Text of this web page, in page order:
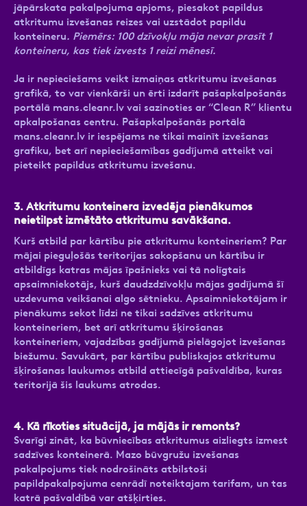
jāpārskata pakalpojuma apjoms, piesakot papildus
atkritumu izvešanas reizes vai uzstādot papildu
konteineru. Piemērs: 100 dzīvokļu māja nevar prasīt 1
konteineru, kas tiek izvests 1 reizi mēnesī.
Ja ir nepieciešams veikt izmaiņas atkritumu izvešanas
grafikā, to var vienkārši un ērti izdarīt pašapkalpošanās
portālā mans.cleanr.lv vai sazinoties ar “Clean R” klientu
apkalpošanas centru. Pašapkalpošanās portālā
mans.cleanr.lv ir iespējams ne tikai mainīt izvešanas
grafiku, bet arī nepieciešamības gadījumā atteikt vai
pieteikt papildus atkritumu izvešanu.
3. Atkritumu konteinera izvedēja pienākumos
neietilpst izmētāto atkritumu savākšana.
Kurš atbild par kārtību pie atkritumu konteineriem? Par
mājai pieguļošās teritorijas sakopšanu un kārtību ir
atbildīgs katras mājas īpašnieks vai tā nolīgtais
apsaimniekotājs, kurš daudzdzīvokļu mājas gadījumā šī
uzdevuma veikšanai algo sētnieku. Apsaimniekotājam ir
pienākums sekot līdzi ne tikai sadzīves atkritumu
konteineriem, bet arī atkritumu šķirošanas
konteineriem, vajadzības gadījumā pielāgojot izvešanas
biežumu. Savukārt, par kārtību publiskajos atkritumu
šķirošanas laukumos atbild attiecīgā pašvaldība, kuras
teritorijā šis laukums atrodas.
4. Kā rīkoties situācijā, ja mājās ir remonts?
Svarīgi zināt, ka būvniecības atkritumus aizliegts izmest
sadzīves konteinerā. Mazo būvgružu izvešanas
pakalpojums tiek nodrošināts atbilstoši
papildpakalpojuma cenrādī noteiktajam tarifam, un tas
katrā pašvaldībā var atšķirties.